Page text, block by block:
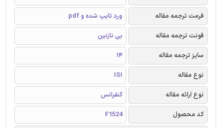
فرمت ترجمه مقاله
ورد تایپ شده و pdf
فونت ترجمه مقاله
بی نازنین
سایز ترجمه مقاله
14
نوع مقاله
ISI
نوع ارائه مقاله
کنفرانس
کد محصول
F1524